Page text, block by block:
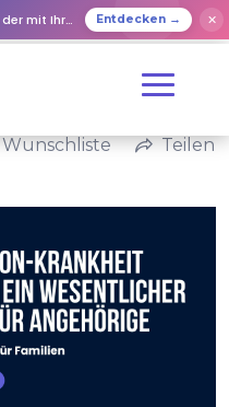
Lieben spielt Entdecken → ✕
Wunschliste Teilen